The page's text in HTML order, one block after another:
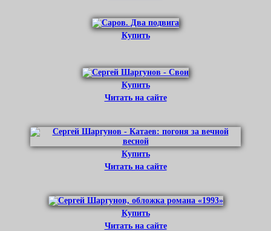
Купить
Купить
Читать на сайте
Купить
Читать на сайте
Купить
Читать на сайте